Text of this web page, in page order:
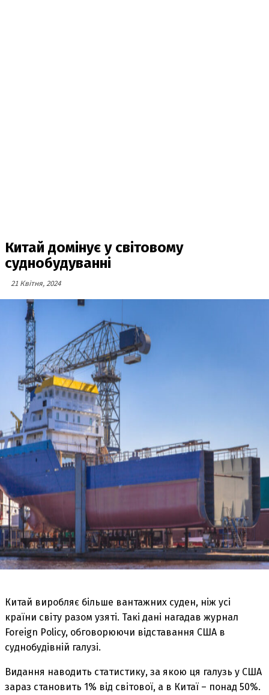
Китай домінує у світовому
суднобудуванні
21 Квітня, 2024
Китай виробляє більше вантажних суден, ніж усі
країни світу разом узяті. Такі дані нагадав журнал
Foreign Policy, обговорюючи відставання США в
суднобудівній галузі.
Видання наводить статистику, за якою ця галузь у США
зараз становить 1% від світової, а в Китаї – понад 50%.